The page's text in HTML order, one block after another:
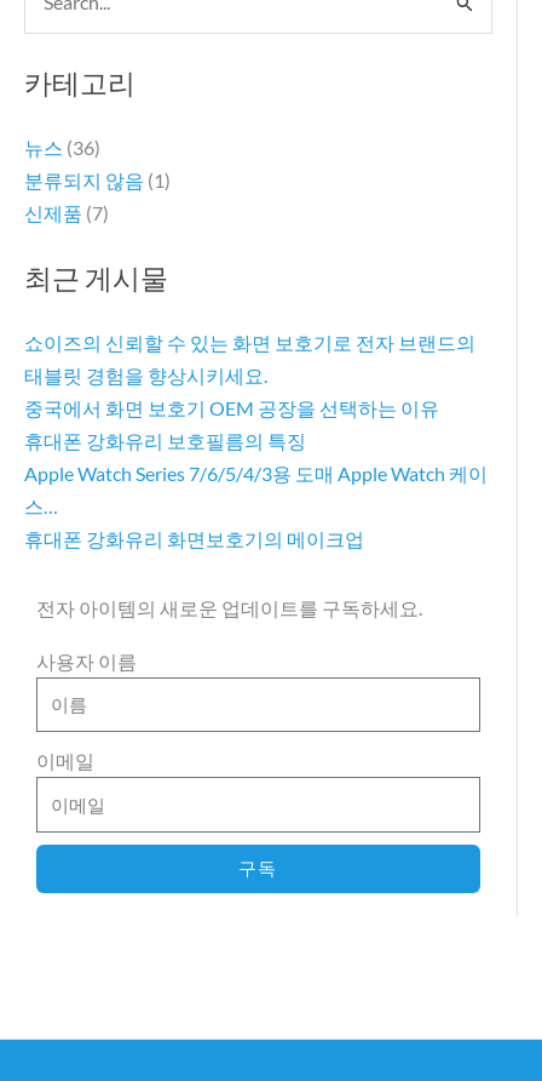
색
대
카테고리
뉴스 (36)
분류되지 않음 (1)
신제품 (7)
최근 게시물
쇼이즈의 신뢰할 수 있는 화면 보호기로 전자 브랜드의
태블릿 경험을 향상시키세요.
중국에서 화면 보호기 OEM 공장을 선택하는 이유
휴대폰 강화유리 보호필름의 특징
Apple Watch Series 7/6/5/4/3용 도매 Apple Watch 케이
스…
휴대폰 강화유리 화면보호기의 메이크업
전자 아이템의 새로운 업데이트를 구독하세요.
사용자 이름
이메일
구독